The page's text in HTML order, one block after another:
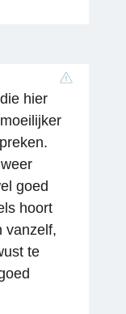
hier
goed
hoort
vanzelf,
te